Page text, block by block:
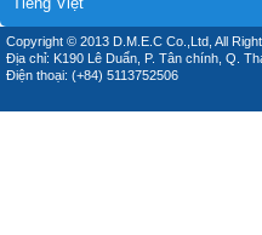
Copyright © 2013 D.M.E.C Co.,Ltd, All
Địa chỉ: K190 Lê Duẩn, P. Tân chính, Q.
Điện thoại: (+84) 5113752506